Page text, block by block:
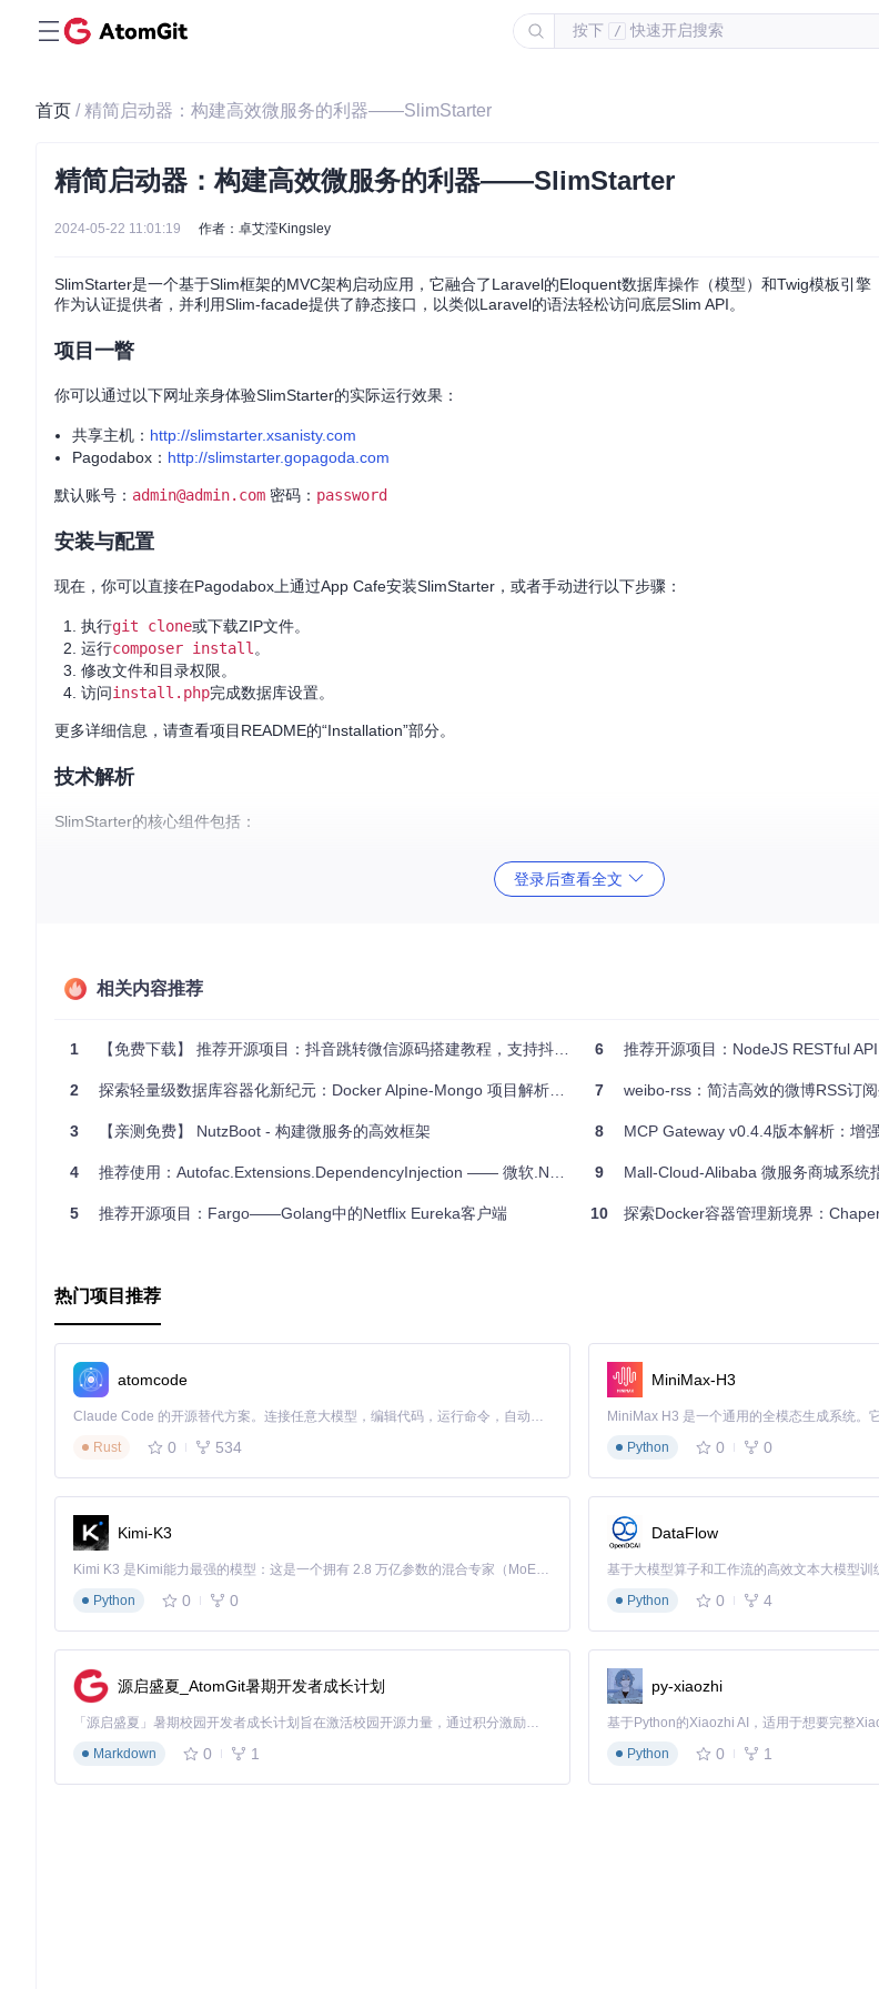
按下 / 快速开启搜索
首页 / 精简启动器：构建高效微服务的利器——SlimStarter
精简启动器：构建高效微服务的利器——SlimStarter
2024-05-22 11:01:19 作者：卓艾滢Kingsley
SlimStarter是一个基于Slim框架的MVC架构启动应用，它融合了Laravel的Eloquent数据库操作（模型）和Twig模板引
作为认证提供者，并利用Slim-facade提供了静态接口，以类似Laravel的语法轻松访问底层Slim API。
项目一瞥
你可以通过以下网址亲身体验SlimStarter的实际运行效果：
共享主机： http://slimstarter.xsanisty.com
Pagodabox： http://slimstarter.gopagoda.com
默认账号： admin@admin.com 密码： password
安装与配置
现在，你可以直接在Pagodabox上通过App Cafe安装SlimStarter，或者手动进行以下步骤：
执行git clone或下载ZIP文件。
运行composer install 。
修改文件和目录权限。
访问install.php完成数据库设置。
更多详细信息，请查看项目README的“Installation”部分。
技术解析
SlimStarter的核心组件包括：
：一个轻量级的PHP微服务框架，用于快速构建API和服务。
：ORM（对象关系映射），提供简洁的数据库操作接口。
所有这些组件的集成使得SlimStarter成为一个灵活且易于维护的应用开发基础。
SlimStarter适用于各种简单到复杂的应用程序开发，特别是适合以下场景：
创建轻量化的企业后台管理系统。
微服务架构中的单点登录系统。
项目特点
自动安装与配置
强大的路由系统
Eloquent ORM：强大的数据处理能力，提供面向对象的数据操作。
Twig模板引擎
中间件支持：通过中间件实现请求过滤、权限验证等功能。
自定义事件与钩子：灵活地插入和控制应用程序生命周期。
SlimStarter将为你带来流畅的开发体验，让你专注于业务逻辑，而不是基础设施。立即开始，创建属于你的高效应用吧！
登录后查看全文
相关内容推荐
1 【免费下载】 推荐开源项目：抖音跳转微信源码搭建教程，支持抖音星图小风车
2 探索轻量级数据库容器化新纪元：Docker Alpine-Mongo 项目解析与推荐
3 【亲测免费】 NutzBoot - 构建微服务的高效框架
4 推荐使用：Autofac.Extensions.DependencyInjection —— 微软.NET下的依赖注入神器
5 推荐开源项目：Fargo——Golang中的Netflix Eureka客户端
6 推荐开源项目：NodeJS RESTful
7 weibo-rss：简洁高效的微博RSS订
8 MCP Gateway v0.4.4版本解析：增
9 Mall-Cloud-Alibaba 微服务商城系统
10 探索Docker容器管理新境界：
热门项目推荐
atomcode
Claude Code 的开源替代方案。连接任意大模型，编辑代码，运行命令，自动验证 — 全自动执行。用 Rust 构建，极致性能。 ｜ An open-source alternative to Claude Code. Connect any LLM, edit code, run commands, and verify changes — autonomously. Built in Rust for speed. Get Started
Rust
0 534
MiniMax-H3
Python
0 0
Kimi-K3
Kimi K3 是Kimi能力最强的模型：这是一个拥有 2.8 万亿参数的混合专家（MoE）模型，具备原生视觉理解能力，并支持 100 万 token 的上下文窗口。
Python
0 0
DataFlow
基于大模型算子和工作流的高效文本大模型训
Python
0 4
源启盛夏_AtomGit暑期开发者成长计划
「源启盛夏」暑期校园开发者成长计划旨在激活校园开源力量，通过积分激励、认证扶持、资源倾斜等形式，引导高校组织和开发者完成「入驻 — 建项目 — 做贡献 — 获认证 — 得资源」的完整闭环。无论你是想带领社团入驻平台的组织者，还是希望用代码贡献证明自己的开发者，都能在这里找到属于你的成长路径。
Markdown
0 1
py-xiaozhi
Python
0 1